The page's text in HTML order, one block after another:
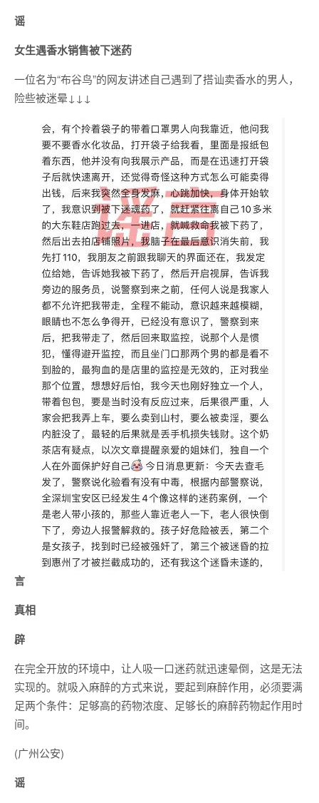
谣
女生遇香水销售被下迷药
一位名为“布谷鸟”的网友讲述自己遇到了搭讪卖香水的男人，
险些被迷晕↓↓↓
言
真相
辟
在完全开放的环境中，让人吸一口迷药就迅速晕倒，这是无法
实现的。就吸入麻醉的方式来说，要起到麻醉作用，必须要满
足两个条件：足够高的药物浓度、足够长的麻醉药物起作用时
间。
(广州公安)
谣